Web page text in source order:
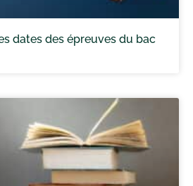
dates des épreuves du bac